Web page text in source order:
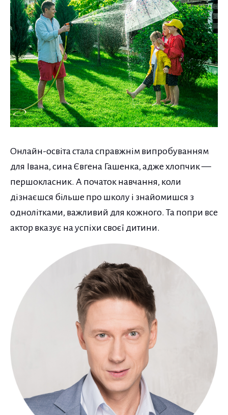
Онлайн-освіта стала справжнім випробуванням
для Івана, сина Євгена Гашенка, адже хлопчик —
першокласник. А початок навчання, коли
дізнаєшся більше про школу і знайомишся з
однолітками, важливий для кожного. Та попри все
актор вказує на успіхи своєї дитини.